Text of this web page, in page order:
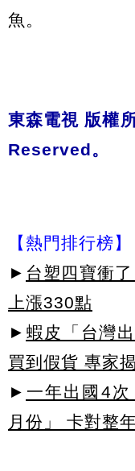
魚。
東森電視 版權
Reserved。
【熱門排行榜】
► 台塑四寶衝
上漲330點
► 蝦皮「台灣
買到假貨 專家
► 一年出國4
月份」 卡對整